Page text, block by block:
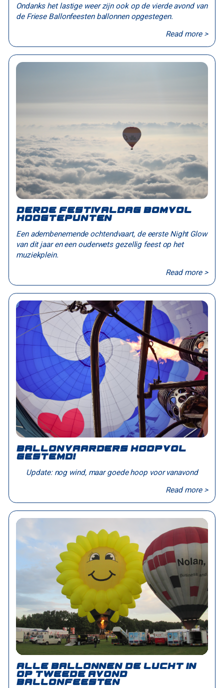
Ondanks het lastige weer zijn ook op de vierde avond van
de Friese Ballonfeesten ballonnen opgestegen.
Read more >
Derde festivaldag bomvol
hoogtepunten
Een adembenemende ochtendvaart, de eerste Night Glow
van dit jaar en een ouderwets gezellig feest op het
muziekplein.
Read more >
Ballonvaarders hoopvol
gestemd!
Update: nog wind, maar goede hoop voor vanavond
Read more >
Alle ballonnen de lucht in
op tweede avond
Ballonfeesten